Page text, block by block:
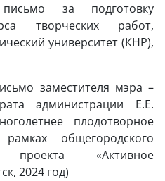
письмо за подготовку
творческих работ,
университет (КНР),
заместителя мэра –
администрации Е.Е.
плодотворное
общегородского
проекта «Активное
2024 год)